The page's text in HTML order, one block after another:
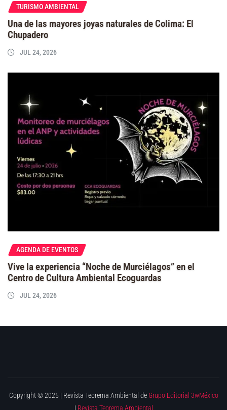
TURISMO AMBIENTAL
Una de las mayores joyas naturales de Colima: El
Chupadero
JUL 24, 2026
AGENDA DE EVENTOS
Vive la experiencia “Noche de Murciélagos” en el
Centro de Cultura Ambiental Ecoguardas
JUL 24, 2026
Copyright © 2025 | Revista Teorema Ambiental de Grupo Editorial 3wMéxico
| Revista Teorema Ambiental